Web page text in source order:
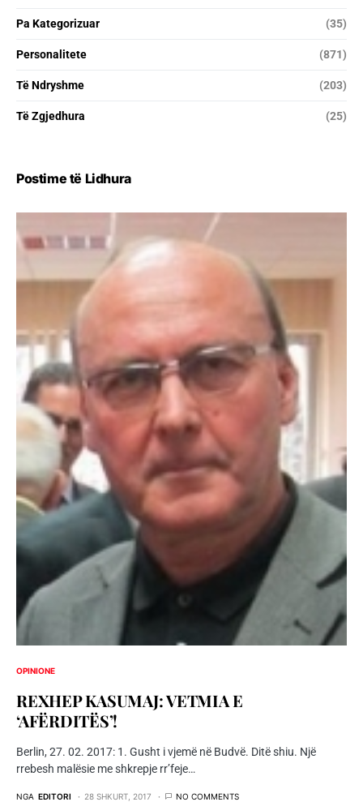
Pa Kategorizuar (35)
Personalitete (871)
Të Ndryshme (203)
Të Zgjedhura (25)
Postime të Lidhura
OPINIONE
REXHEP KASUMAJ: VETMIA E
‘AFËRDITËS’!
Berlin, 27. 02. 2017: 1. Gusht i vjemë në Budvë. Ditë shiu. Një
rrebesh malësie me shkrepje rr’feje…
NGA EDITORI 28 SHKURT, 2017 NO COMMENTS